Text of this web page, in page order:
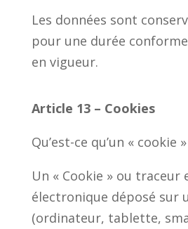
Les données sont
pour une durée
en vigueur.
Article 13 – Cookies
Qu’est-ce qu’un « cookie »
Un « Cookie » ou traceur
électronique déposé sur
(ordinateur, tablette,